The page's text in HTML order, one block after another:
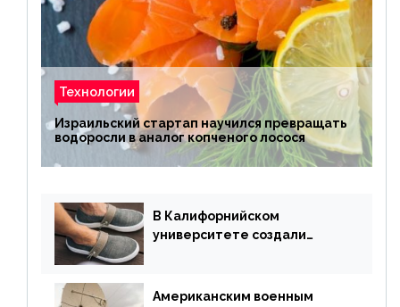
Технологии
Израильский стартап научился превращать
водоросли в аналог копченого лосося
В Калифорнийском
университете создали
Американским военным